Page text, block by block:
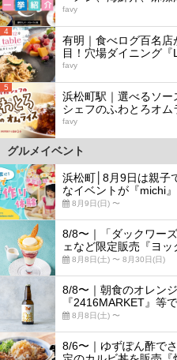
favy
4
有明｜食べログ百名
目！穴場ダイニング『
favy
5
浜松町駅｜選べるソ
シェフのふわとろオム
favy
グルメイベント
浜松町│8月9日は親子
なイベントが『michi
8月9日(日) 〜
8/8〜｜「ダックワー
ェなど限定販売『ヨッ
8月8日(土) 〜 8月30日(日)
8/8〜｜朝食のオレン
『2416MARKET』等
8月8日(土) 〜
8/6〜｜ゆずぽん酢で